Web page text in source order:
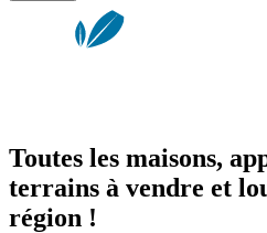
Toutes les maisons,
terrains à vendre et
région !